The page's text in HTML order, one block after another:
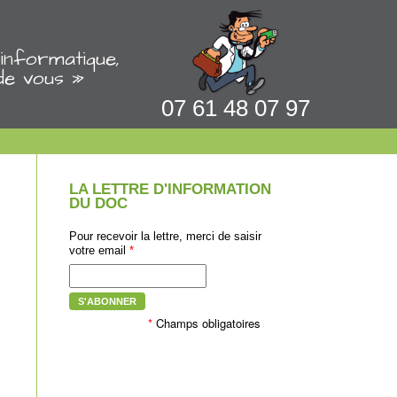
vous »
07 61 48 07 97
LA LETTRE D'INFORMATION
DU DOC
Pour recevoir la lettre, merci de saisir
votre email *
S'ABONNER
* Champs obligatoires